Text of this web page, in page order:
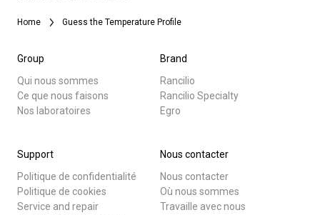
Home Guess the Temperature Profile
Group
Qui nous sommes
Ce que nous faisons
Nos laboratoires
Brand
Rancilio
Rancilio Specialty
Egro
Support
Politique de confidentialité
Politique de cookies
Service and repair
Nous contacter
Nous contacter
Où nous sommes
Travaille avec nous